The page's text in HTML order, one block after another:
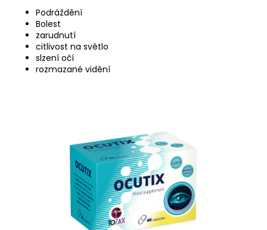
Podráždění
Bolest
zarudnutí
citlivost na světlo
slzení očí
rozmazané vidění